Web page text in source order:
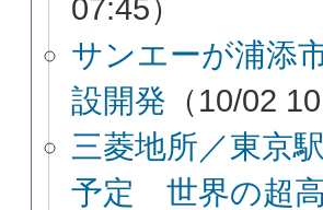
07:45）
サンエーが浦添
設開発 （10/02
三菱地所／東京
予定 世界の超